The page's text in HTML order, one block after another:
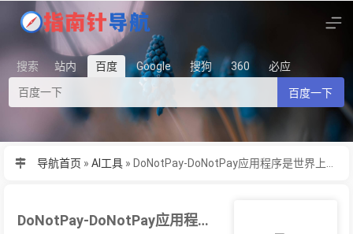
搜索 站内 百度 Google 搜狗 360 必应
百度一下
导航首页 » AI工具 »
DoNotPay-DoNotPay应用程序是世界上第一位机器人律师的故乡。